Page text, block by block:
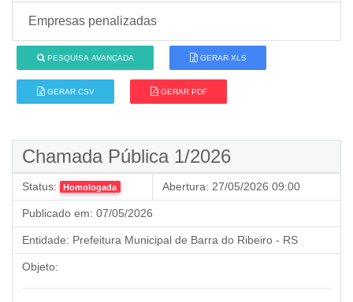
Empresas penalizadas
PESQUISA AVANÇADA GERAR XLS
GERAR CSV GERAR PDF
Chamada Pública 1/2026
Status: Homologada Abertura: 27/05/2026 09:00
Publicado em: 07/05/2026
Entidade: Prefeitura Municipal de Barra do Ribeiro - RS
Objeto: